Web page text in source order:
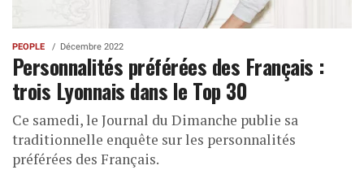
PEOPLE Décembre 2022
Personnalités préférées des Français :
trois Lyonnais dans le Top 30
Ce samedi, le Journal du Dimanche publie sa
traditionnelle enquête sur les personnalités
préférées des Français.